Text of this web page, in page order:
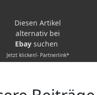
Diesen Artikel
alternativ bei
Ebay suchen
Jetzt klicken!- Partnerlink*